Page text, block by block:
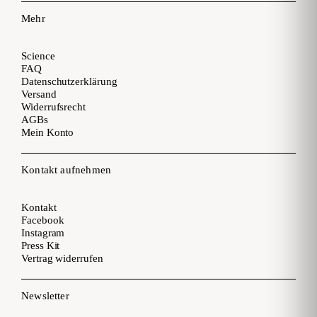
Mehr
Science
FAQ
Datenschutzerklärung
Versand
Widerrufsrecht
AGBs
Mein Konto
Kontakt aufnehmen
Kontakt
Facebook
Instagram
Press Kit
Vertrag widerrufen
Newsletter